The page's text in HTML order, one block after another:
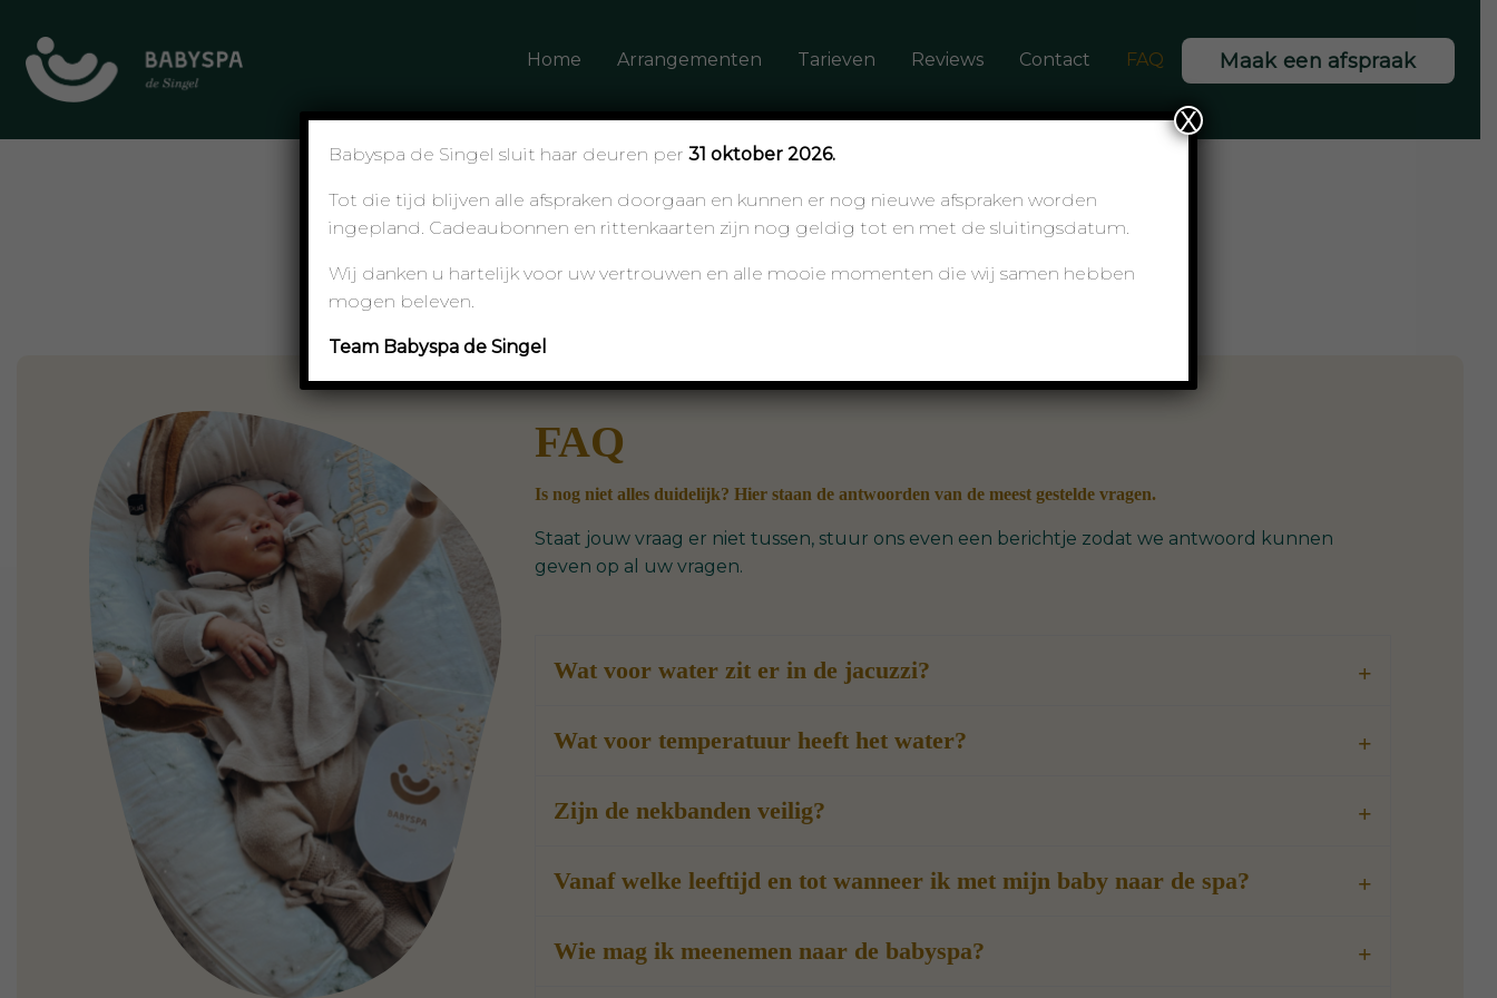
Home Arrangementen Tarieven Reviews Contact FAQ Maak een afspraak
Veelgestelde vragen
FAQ
Is nog niet alles duidelijk? Hier staan de antwoorden van de meest gestelde vragen.
Staat jouw vraag er niet tussen, stuur ons even een berichtje zodat we antwoord kunnen
geven op al uw vragen.
Wat voor water zit er in de jacuzzi?
Wat voor temperatuur heeft het water?
Zijn de nekbanden veilig?
Vanaf welke leeftijd en tot wanneer ik met mijn baby naar de spa?
Wie mag ik meenemen naar de babyspa?
Babyspa de Singel sluit haar deuren per 31 oktober 2026.
Tot die tijd blijven alle afspraken doorgaan en kunnen er nog nieuwe afspraken worden
ingepland. Cadeaubonnen en rittenkaarten zijn nog geldig tot en met de sluitingsdatum.
Wij danken u hartelijk voor uw vertrouwen en alle mooie momenten die wij samen hebben
mogen beleven.
Team Babyspa de Singel
X